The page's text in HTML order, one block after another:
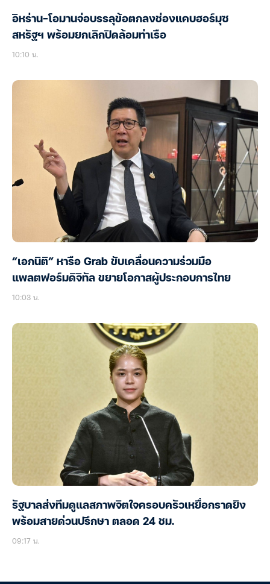
อิหร่าน-โอมานจ่อบรรลุข้อตกลงช่องแคบฮอร์มุซ
สหรัฐฯ พร้อมยกเลิกปิดล้อมท่าเรือ
10:10 น.
“เอกนิติ” หารือ Grab ขับเคลื่อนความร่วมมือ
แพลตฟอร์มดิจิทัล ขยายโอกาสผู้ประกอบการไทย
10:03 น.
รัฐบาลส่งทีมดูแลสภาพจิตใจครอบครัวเหยื่อกราดยิง
พร้อมสายด่วนปรึกษา ตลอด 24 ชม.
09:17 น.